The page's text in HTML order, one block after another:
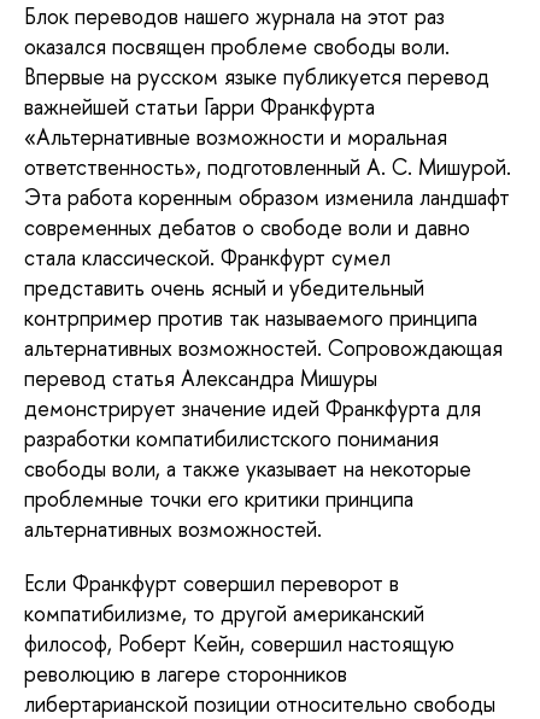
Блок переводов нашего журнала на этот раз
оказался посвящен проблеме свободы воли.
Впервые на русском языке публикуется перевод
важнейшей статьи Гарри Франкфурта
«Альтернативные возможности и моральная
ответственность», подготовленный А. С. Мишурой.
Эта работа коренным образом изменила ландшафт
современных дебатов о свободе воли и давно
стала классической. Франкфурт сумел
представить очень ясный и убедительный
контрпример против так называемого принципа
альтернативных возможностей. Сопровождающая
перевод статья Александра Мишуры
демонстрирует значение идей Франкфурта для
разработки компатибилистского понимания
свободы воли, а также указывает на некоторые
проблемные точки его критики принципа
альтернативных возможностей.
Если Франкфурт совершил переворот в
компатибилизме, то другой американский
философ, Роберт Кейн, совершил настоящую
революцию в лагере сторонников
либертарианской позиции относительно свободы